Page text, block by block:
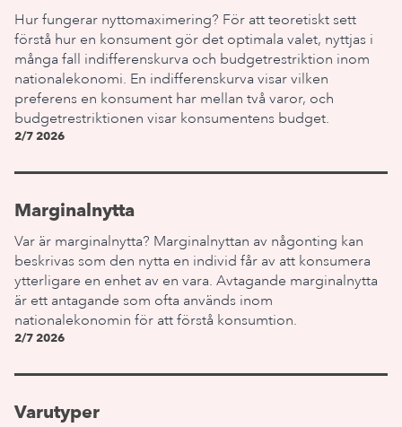
Hur fungerar nyttomaximering? För att teoretiskt sett
förstå hur en konsument gör det optimala valet, nyttjas i
många fall indifferenskurva och budgetrestriktion inom
nationalekonomi. En indifferenskurva visar vilken
preferens en konsument har mellan två varor, och
budgetrestriktionen visar konsumentens budget.
2/7 2026
Marginalnytta
Var är marginalnytta? Marginalnyttan av någonting kan
beskrivas som den nytta en individ får av att konsumera
ytterligare en enhet av en vara. Avtagande marginalnytta
är ett antagande som ofta används inom
nationalekonomin för att förstå konsumtion.
2/7 2026
Varutyper